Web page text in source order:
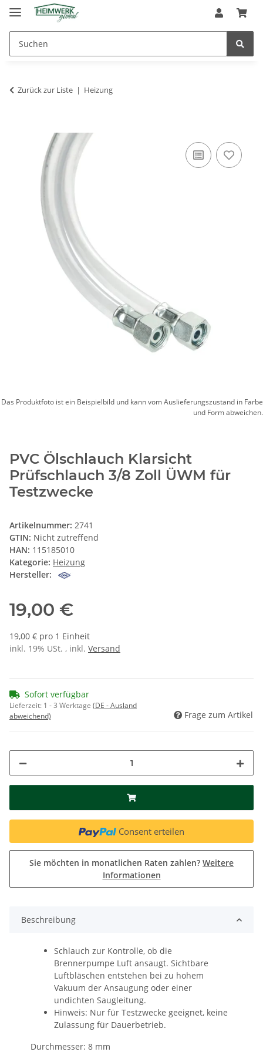
Zurück zur Liste Heizung
Das Produktfoto ist ein Beispielbild und kann vom Auslieferungszustand in Farbe
und Form abweichen.
PVC Ölschlauch Klarsicht
Prüfschlauch 3/8 Zoll ÜWM für
Testzwecke
Artikelnummer: 2741
GTIN: Nicht zutreffend
HAN: 115185010
Kategorie: Heizung
Hersteller:
19,00 €
19,00 € pro 1 Einheit
inkl. 19% USt. , inkl. Versand
Sofort verfügbar
Lieferzeit: 1 - 3 Werktage (DE - Ausland
abweichend)
Frage zum Artikel
Consent erteilen
Sie möchten in monatlichen Raten zahlen? Weitere
Informationen
Beschreibung
Schlauch zur Kontrolle, ob die
Brennerpumpe Luft ansaugt. Sichtbare
Luftbläschen entstehen bei zu hohem
Vakuum der Ansaugung oder einer
undichten Saugleitung.
Hinweis: Nur für Testzwecke geeignet, keine
Zulassung für Dauerbetrieb.
Durchmesser: 8 mm